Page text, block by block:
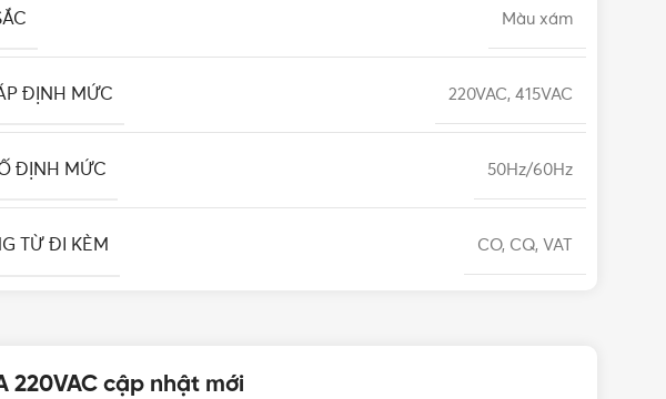
Màu xám
ĐỊNH MỨC 220VAC, 415VAC
ĐỊNH MỨC 50Hz/60Hz
TỪ ĐI KÈM CO, CQ, VAT
220VAC cập nhật mới